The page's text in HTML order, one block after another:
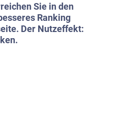
Sie in den
Ranking
Der Nutzeffekt: